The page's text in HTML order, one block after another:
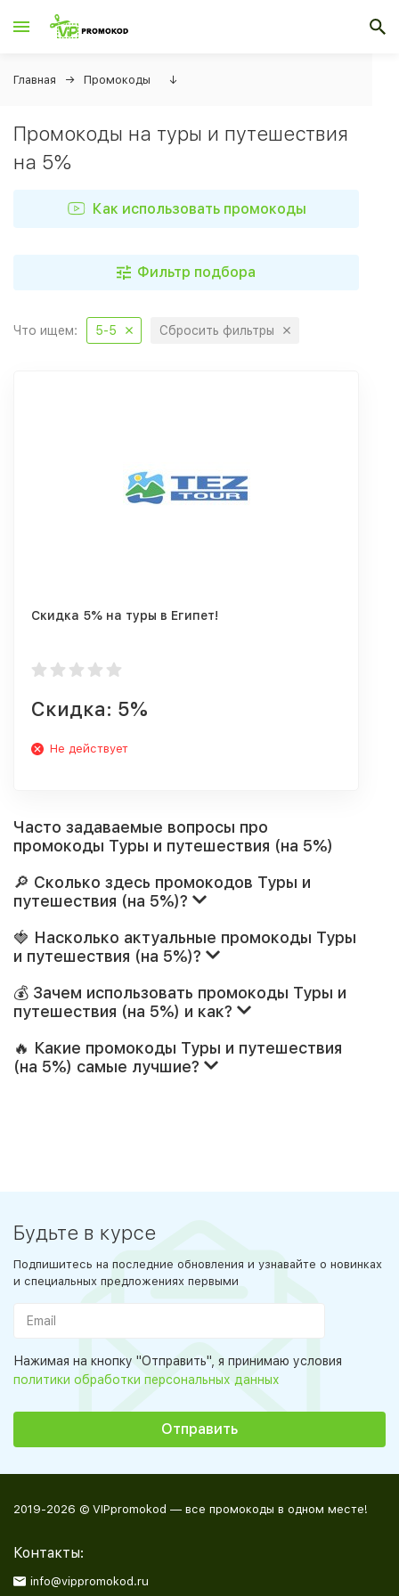
Главная Промокоды ↓
Промокоды на туры и путешествия
на 5%
Как использовать промокоды
Фильтр подбора
Что ищем: 5-5 Сбросить фильтры
Скидка 5% на туры в Египет!
Скидка: 5%
Не действует
Часто задаваемые вопросы про
промокоды Туры и путешествия (на 5%)
🔎 Сколько здесь промокодов Туры и
путешествия (на 5%)?
🍓 Насколько актуальные промокоды Туры
и путешествия (на 5%)?
💰 Зачем использовать промокоды Туры и
путешествия (на 5%) и как?
🔥 Какие промокоды Туры и путешествия
(на 5%) самые лучшие?
Будьте в курсе
Подпишитесь на последние обновления и узнавайте о новинках
и специальных предложениях первыми
Нажимая на кнопку "Отправить", я принимаю условия
политики обработки персональных данных
2019-2026 © VIPpromokod — все промокоды в одном месте!
Контакты:
info@vippromokod.ru